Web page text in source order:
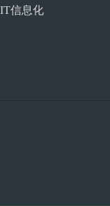
IT信息化